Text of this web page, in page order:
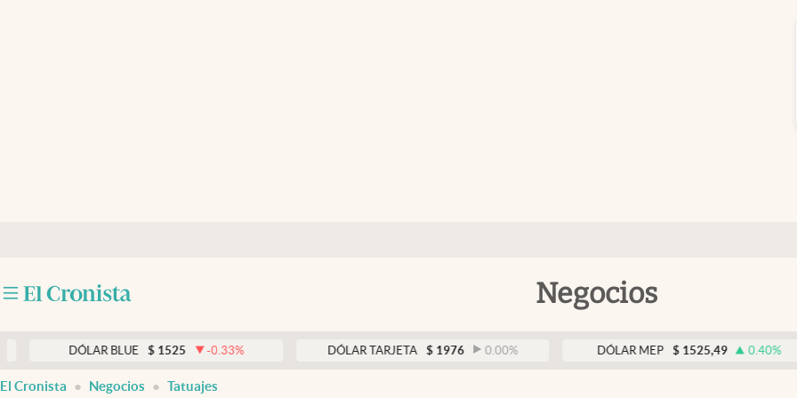
Negocios
DÓLAR BLUE $ 1525 -0.33% DÓLAR TARJETA $ 1976 0.00% DÓLAR MEP $ 1525,49 0.40%
El Cronista Negocios Tatuajes